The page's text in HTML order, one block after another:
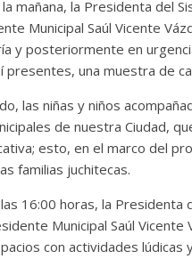
mañana, la Presidenta del
Municipal Saúl Vicente
y posteriormente en
presentes, una muestra de
las niñas y niños
de nuestra Ciudad,
esto, en el marco del
familias juchitecas.
16:00 horas, la Presidenta
Municipal Saúl Vicente
con actividades